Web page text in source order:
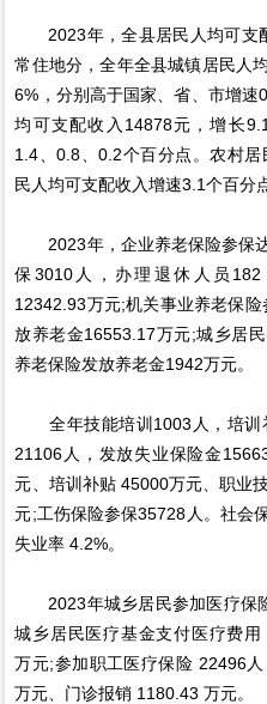
2023年，全县居民人均可支
常住地分，全年全县城镇居民人
6%，分别高于国家、省、市增速
均可支配收入14878元，增长
1.4、0.8、0.2个百分点。农村
民人均可支配收入增速3.1个百分
2023年，企业养老保险参保
保3010人，办理退休人员
12342.93万元;机关事业养老保
放养老金16553.17万元;城乡居
养老保险发放养老金1942万元。
全年技能培训1003人，培训
21106人，发放失业保险金
元、培训补贴 45000万元、职业
元;工伤保险参保35728人。社会
失业率 4.2%。
2023年城乡居民参加医疗保
城乡居民医疗基金支付医疗费
万元;参加职工医疗保险 22496
万元、门诊报销 1180.43 万元。